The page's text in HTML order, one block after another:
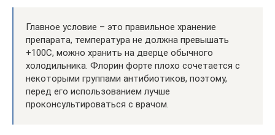
Главное условие – это правильное хранение
препарата, температура не должна превышать
+100С, можно хранить на дверце обычного
холодильника. Флорин форте плохо сочетается с
некоторыми группами антибиотиков, поэтому,
перед его использованием лучше
проконсультироваться с врачом.